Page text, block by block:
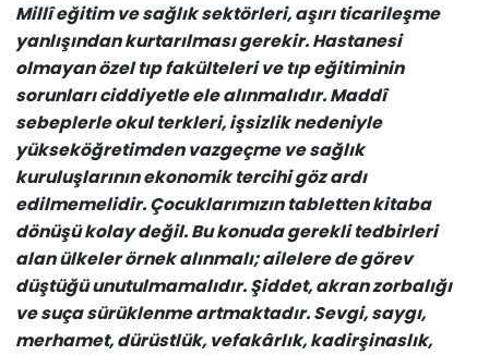
Millî eğitim ve sağlık sektörleri, aşırı ticarileşme
yanlışından kurtarılması gerekir. Hastanesi
olmayan özel tıp fakülteleri ve tıp eğitiminin
sorunları ciddiyetle ele alınmalıdır. Maddî
sebeplerle okul terkleri, işsizlik nedeniyle
yükseköğretimden vazgeçme ve sağlık
kuruluşlarının ekonomik tercihi göz ardı
edilmemelidir. Çocuklarımızın tabletten kitaba
dönüşü kolay değil. Bu konuda gerekli tedbirleri
alan ülkeler örnek alınmalı; ailelere de görev
düştüğü unutulmamalıdır. Şiddet, akran zorbalığı
ve suça sürüklenme artmaktadır. Sevgi, saygı,
merhamet, dürüstlük, vefakârlık, kadirşinaslık,